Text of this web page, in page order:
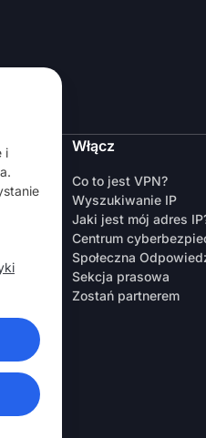
i
Włącz
Co to jest VPN?
Wyszukiwanie IP
Jaki jest mój adres
Centrum
Społeczna
Sekcja prasowa
Zostań partnerem